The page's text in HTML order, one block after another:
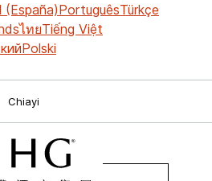
(España)PortuguêsTürkçe
ไทยTiếng Việt
Polski
Chiayi